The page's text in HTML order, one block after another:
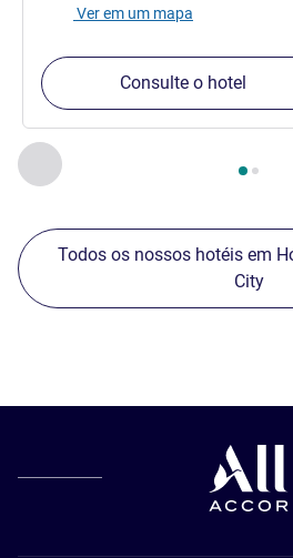
Anterior - Nossos outros
Página , Nossos outros
Ver em um mapa
Consulte o hotel
Todos os nossos hotéis em
City